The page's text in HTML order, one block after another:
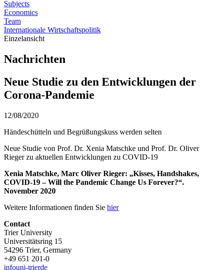
Subjects
Economics
Team
Internationale Wirtschaftspolitik
Einzelansicht
Nachrichten
Neue Studie zu den Entwicklungen der
Corona-Pandemie
12/08/2020
Händeschütteln und Begrüßungskuss werden selten
Neue Studie von Prof. Dr. Xenia Matschke und Prof. Dr. Oliver
Rieger zu aktuellen Entwicklungen zu COVID-19
Xenia Matschke, Marc Oliver Rieger: „Kisses, Handshakes,
COVID-19 – Will the Pandemic Change Us Forever?“.
November 2020
Weitere Informationen finden Sie hier
Contact
Trier University
Universitätsring 15
54296 Trier, Germany
+49 651 201-0
infouni-trierde